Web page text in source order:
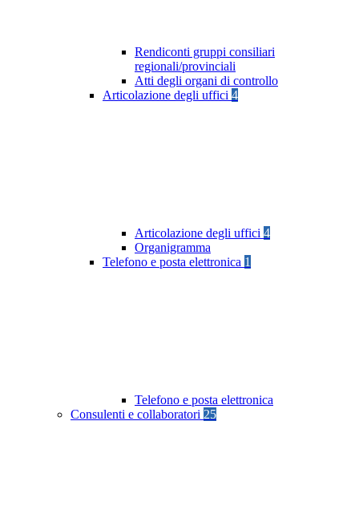
Rendiconti gruppi consiliari
regionali/provinciali
Atti degli organi di controllo
Articolazione degli uffici 4
Articolazione degli uffici 4
Organigramma
Telefono e posta elettronica 1
Telefono e posta elettronica
Consulenti e collaboratori 25